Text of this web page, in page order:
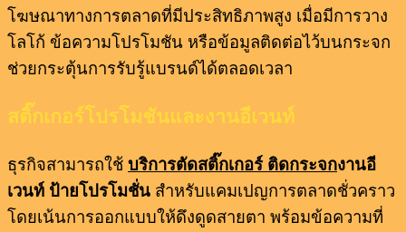
โฆษณาทางการตลาดที่มีประสิทธิภาพสูง เมื่อมีการวาง
โลโก้ ข้อความโปรโมชัน หรือข้อมูลติดต่อไว้บนกระจก
ช่วยกระตุ้นการรับรู้แบรนด์ได้ตลอดเวลา
สติ๊กเกอร์โปรโมชันและงานอีเวนท์
ธุรกิจสามารถใช้ บริการตัดสติ๊กเกอร์ ติดกระจกงานอี
เวนท์ ป้ายโปรโมชั่น สำหรับแคมเปญการตลาดชั่วคราว
โดยเน้นการออกแบบให้ดึงดูดสายตา พร้อมข้อความที่